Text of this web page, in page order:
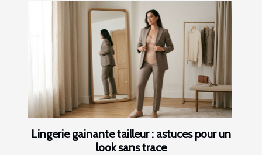
Lingerie gainante tailleur : astuces pour un
look sans trace